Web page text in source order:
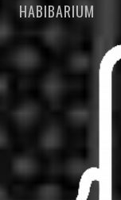
HABIBARIUM